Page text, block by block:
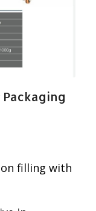
Packaging
filling with